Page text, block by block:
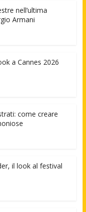
nell’ultima
Armani
a Cannes 2026
come creare
il look al festival